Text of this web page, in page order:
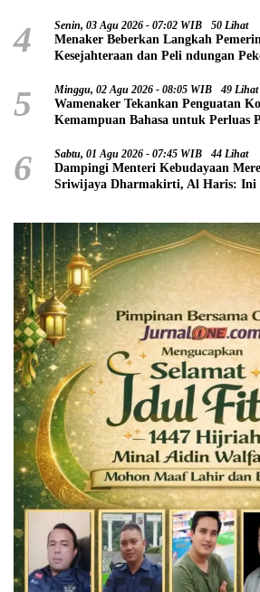
4 Senin, 03 Agu 2026 - 07:02 WIB 50 Lihat
Menaker Beberkan Langkah
Kesejahteraan dan Peli ndungan
5 Minggu, 02 Agu 2026 - 08:05 WIB 49 Lihat
Wamenaker Tekankan Penguatan
Kemampuan Bahasa untuk Perluas
6 Sabtu, 01 Agu 2026 - 07:45 WIB 44 Lihat
Dampingi Menteri Kebudayaan
Sriwijaya Dharmakirti, Al Haris: Ini